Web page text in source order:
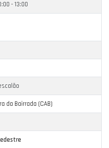
- 13:00
da Bairrada (CAB)